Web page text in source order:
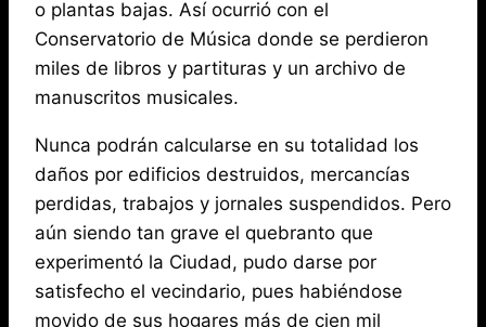
o plantas bajas. Así ocurrió con el
Conservatorio de Música donde se perdieron
miles de libros y partituras y un archivo de
manuscritos musicales.
Nunca podrán calcularse en su totalidad los
daños por edificios destruidos, mercancías
perdidas, trabajos y jornales suspendidos. Pero
aún siendo tan grave el quebranto que
experimentó la Ciudad, pudo darse por
satisfecho el vecindario, pues habiéndose
movido de sus hogares más de cien mil